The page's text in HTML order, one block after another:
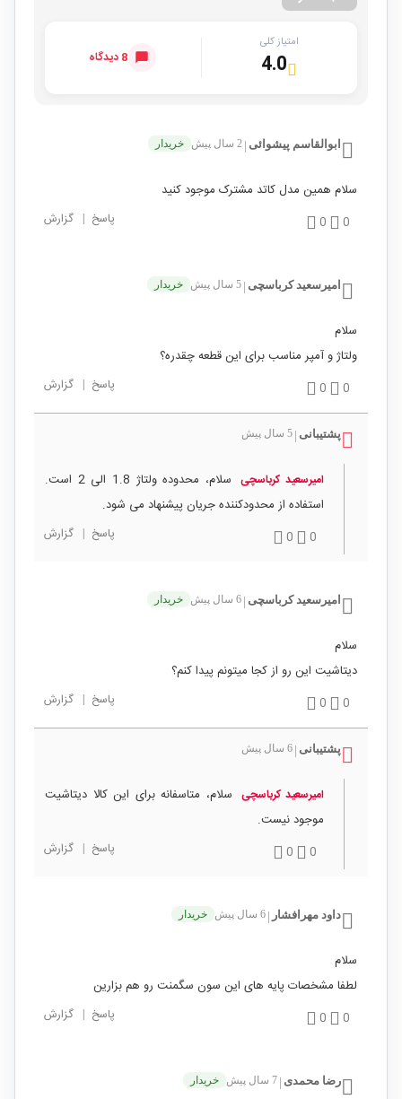
امتیاز کلی
4.0 8 دیدگاه
ابوالقاسم پیشوائی 2 سال پیش خریدار
سلام همین مدل کاتد مشترک موجود کنید
0
0 پاسخ | گزارش
امیرسعید کرباسچی 5 سال پیش خریدار
سلام
ولتاژ و آمپر مناسب برای این قطعه چقدره؟
0
0 پاسخ | گزارش
پشتیبانی 5 سال پیش
امیرسعید کرباسچی
سلام، محدوده ولتاژ 1.8 الی 2 است.
استفاده از محدودکننده جریان پیشنهاد می شود.
0
0 پاسخ | گزارش
امیرسعید کرباسچی 6 سال پیش خریدار
سلام
دیتاشیت این رو از کجا میتونم پیدا کنم؟
0
0 پاسخ | گزارش
پشتیبانی 6 سال پیش
امیرسعید کرباسچی سلام، متاسفانه برای این کالا دیتاشیت
موجود نیست.
0
0 پاسخ | گزارش
داود مهرافشار 6 سال پیش خریدار
سلام
لطفا مشخصات پایه های این سون سگمنت رو هم بزارین
0
0 پاسخ | گزارش
رضا محمدی 7 سال پیش خریدار